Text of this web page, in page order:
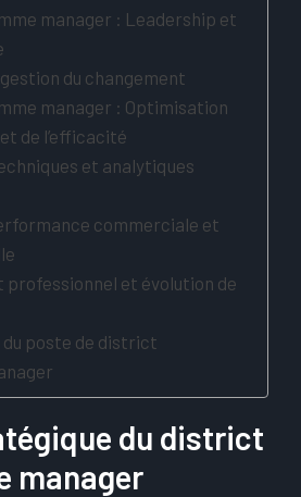
manager : Leadership et
du changement
manager : Optimisation
de l’efficacité
et analytiques
commerciale et
professionnel et évolution de
du poste de district
du district
manager